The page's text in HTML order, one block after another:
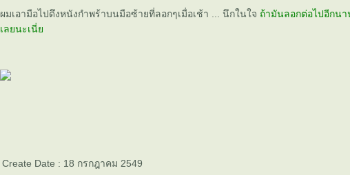
ผมเอามือไปดึงหนังกำพร้าบนมือซ้ายที่ลอกๆเมื่อเช้า ... นึกในใจ ถ้ามันลอกต่อไปอีกน
เลยนะเนี่
Create Date : 18 กรกฎาคม 2549